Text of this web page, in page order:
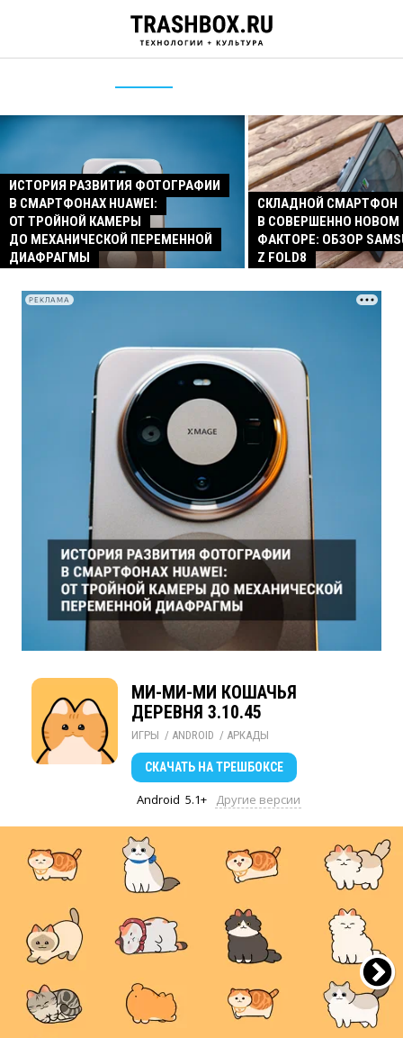
ИСТОРИЯ РАЗВИТИЯ ФОТОГРАФИИ
В СМАРТФОНАХ HUAWEI:
ОТ ТРОЙНОЙ КАМЕРЫ
ДО МЕХАНИЧЕСКОЙ ПЕРЕМЕННОЙ
ДИАФРАГМЫ
СКЛАДНОЙ СМАРТФОН
В СОВЕРШЕННО
ФАКТОРЕ: ОБЗОР
Z FOLD8
РЕКЛАМА
МИ-МИ-МИ КОШАЧЬЯ
ДЕРЕВНЯ 3.10.45
ИГРЫ / ANDROID / АРКАДЫ
СКАЧАТЬ НА ТРЕШБОКСЕ
Android 5.1+ Другие версии